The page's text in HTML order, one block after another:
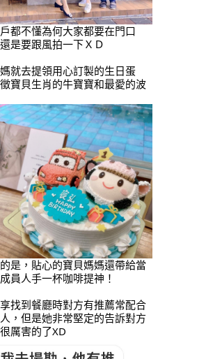
都不懂為何大家都要在門口
是要跟風拍一下ＸＤ
就去提領用心訂製的生日蛋
寶貝生肖的牛寶寶和最愛的波
是，貼心的寶貝媽媽還帶給當
員人手一杯咖啡提神！
找到餐廳時對方有推薦常配合
，但是她非常堅定的告訴對方
厲害的了XD